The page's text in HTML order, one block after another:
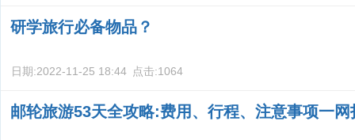
研学旅行必备物品？
日期:2022-11-25 18:44 点击:1064
邮轮旅游53天全攻略:费用、行程、注意事项一网